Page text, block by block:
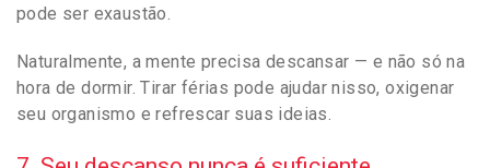
pode ser exaustão.
Naturalmente, a mente precisa descansar — e não só na
hora de dormir. Tirar férias pode ajudar nisso, oxigenar
seu organismo e refrescar suas ideias.